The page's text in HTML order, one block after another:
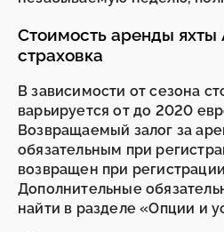
Стоимость аренды яхты
страховка
В зависимости от сезона
варьируется от до 2020
Возвращаемый залог за
обязательным при
возвращен при
Дополнительные
найти в разделе «Опции и